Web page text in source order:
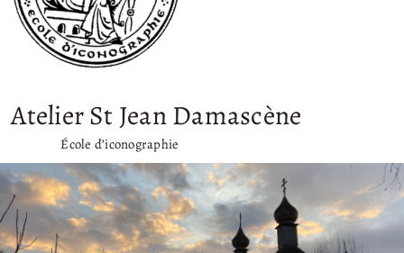
Atelier St Jean Damascène
École d’iconographie